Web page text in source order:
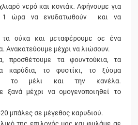
νερό και κονιάκ. Αφήνουμε για
1 ώρα να ενυδατωθούν και να
τα σύκα και μεταφέρουμε σε ένα
Ανακατεύουμε μέχρι να λιώσουν.
προσθέτουμε τα φουντούκια, τα
καρύδια, το φυστίκι, το ξύσμα
το μέλι και την κανέλα.
ξανά μέχρι να ομογενοποιηθεί το
μπάλες σε μέγεθος καρυδιού.
της επιλογής μας και φυλάμε σε